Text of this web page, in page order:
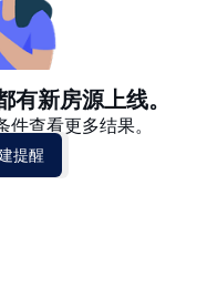
新房源上线。
查看更多结果。
提醒